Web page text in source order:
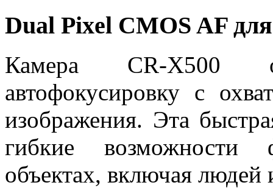
Dual Pixel CMOS AF
Камера CR-X500
автофокусировку с
изображения. Эта
гибкие возможности
объектах, включая людей